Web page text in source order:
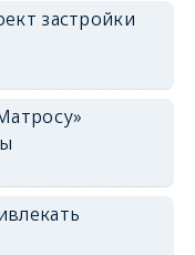
застройки